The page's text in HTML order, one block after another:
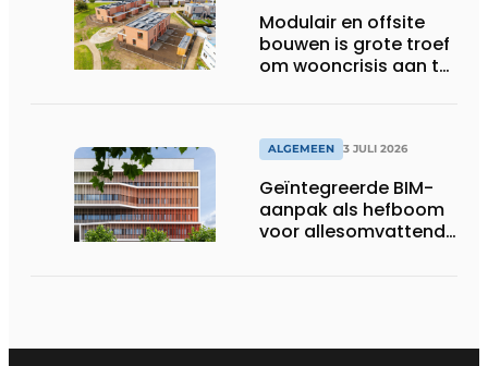
Modulair en offsite
bouwen is grote troef
om wooncrisis aan te
ALGEMEEN 3 JULI 2026
Geïntegreerde BIM-
aanpak als hefboom
voor allesomvattende